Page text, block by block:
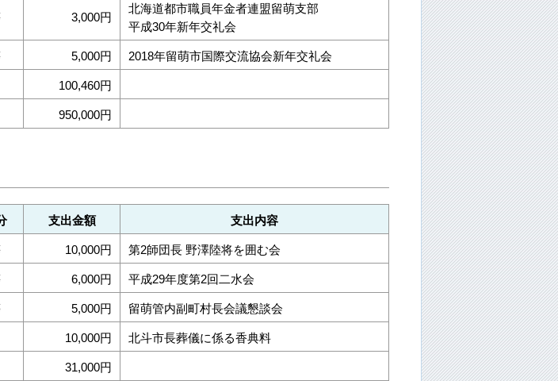
3,000円
北海道都市職員年金者連盟留萌支部
平成30年新年交礼会
5,000円 2018年留萌市国際交流協会新年交礼会
100,460円
950,000円
支出金額 支出内容
10,000円 第2師団長 野澤陸将を囲む会
6,000円 平成29年度第2回二水会
5,000円 留萌管内副町村長会議懇談会
10,000円 北斗市長葬儀に係る香典料
31,000円